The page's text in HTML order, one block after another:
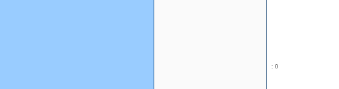
: 0